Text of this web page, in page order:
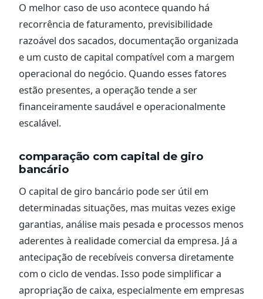
O melhor caso de uso acontece quando há
recorrência de faturamento, previsibilidade
razoável dos sacados, documentação organizada
e um custo de capital compatível com a margem
operacional do negócio. Quando esses fatores
estão presentes, a operação tende a ser
financeiramente saudável e operacionalmente
escalável.
comparação com capital de giro
bancário
O capital de giro bancário pode ser útil em
determinadas situações, mas muitas vezes exige
garantias, análise mais pesada e processos menos
aderentes à realidade comercial da empresa. Já a
antecipação de recebíveis conversa diretamente
com o ciclo de vendas. Isso pode simplificar a
apropriação de caixa, especialmente em empresas